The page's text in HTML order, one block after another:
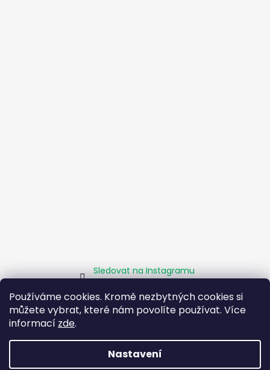
Používáme cookies. Kromě nezbytných cookies si
můžete vybrat, které nám povolíte používat. Více
informací zde.
Nastavení
Sledovat na Instagramu
Homepage Obchodní podmínky Kamenné pobočky
Facebook